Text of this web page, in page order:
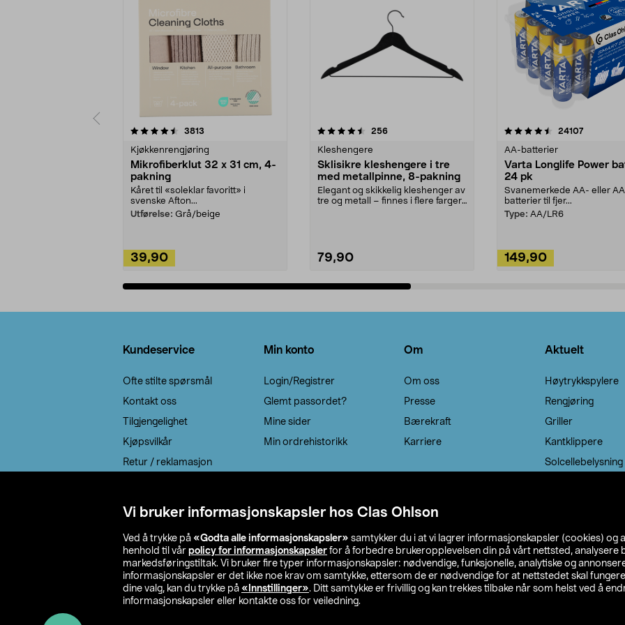
Vi bruker informasjonskapsler hos Clas Ohlson
Ved å trykke på «Godta alle informasjonskapsler» samtykker du i at vi lagrer informasjonskapsler (cookies) og
henhold til vår policy for informasjonskapsler for å forbedre brukeropplevelsen din på vårt nettsted, analysere
markedsføringstiltak. Vi bruker fire typer informasjonskapsler: nødvendige, funksjonelle, analytiske og
informasjonskapsler er det ikke noe krav om samtykke, ettersom de er nødvendige for at nettstedet skal
dine valg, kan du trykke på «Innstillinger». Ditt samtykke er frivillig og kan trekkes tilbake når som helst ved å
informasjonskapsler eller kontakte oss for veiledning.
3813
Kjøkkenrengjøring
Mikrofiberklut 32 x 31 cm, 4-
pakning
Kåret til «soleklar favoritt» i
svenske Afton...
Utførelse: Grå/beige
39,90
4.5av 5 stjerner 256anmeldelser
Kleshengere
Sklisikre kleshengere i tre
med metallpinne, 8-pakning
Elegant og skikkelig kleshenger av
tre og metall – finnes i flere farger.
79,90
4.5av 5 stjerner 24107
AA-batterier
Varta Longlife Power
24 pk
Svanemerkede AA- eller
batterier til fjer...
Type: AA/LR6
149,90
4.5av 5 stjerner
Kundeservice
Ofte stilte spørsmål
Kontakt oss
Tilgjengelighet
Kjøpsvilkår
Retur / reklamasjon
Min konto
Login/Registrer
Glemt passordet?
Mine sider
Min ordrehistorikk
Om
Om oss
Presse
Bærekraft
Karriere
Aktuelt
Høytrykkspylere
Rengjøring
Griller
Kantklippere
Solcellebelysning